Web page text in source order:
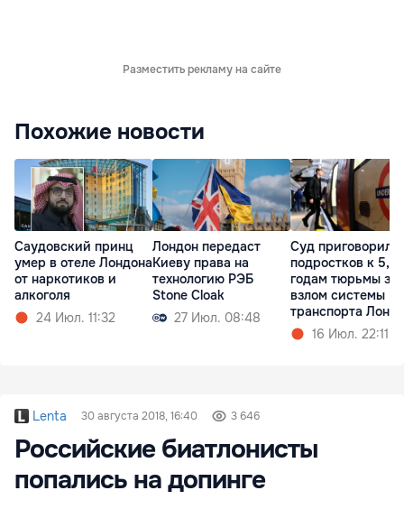
Разместить рекламу на сайте
Похожие новости
Саудовский принц
умер в отеле Лондона
от наркотиков и
алкоголя
24 Июл. 11:32
Лондон передаст
Киеву права на
технологию РЭБ
Stone Cloak
27 Июл. 08:48
Суд приговорил
подростков к 5,5
годам тюрьмы за
взлом системы
транспорта
16 Июл. 22:11
Lenta 30 августа 2018, 16:40 3 646
Российские биатлонисты
попались на допинге